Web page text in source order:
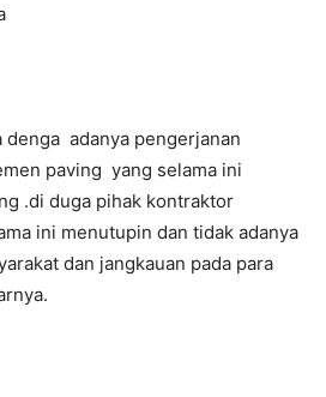
denga adanya pengerjanan
paving yang selama ini
.di duga pihak kontraktor
ini menutupin dan tidak adanya
dan jangkauan pada para